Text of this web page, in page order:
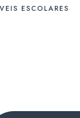
ESCOLARES